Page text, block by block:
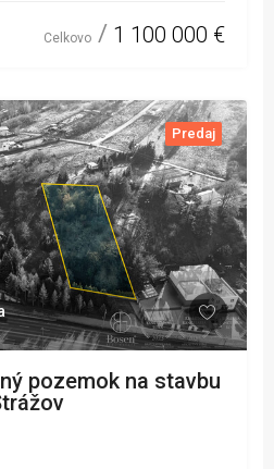
Celkovo 1 100 000 €
Predaj
pozemok na stavbu